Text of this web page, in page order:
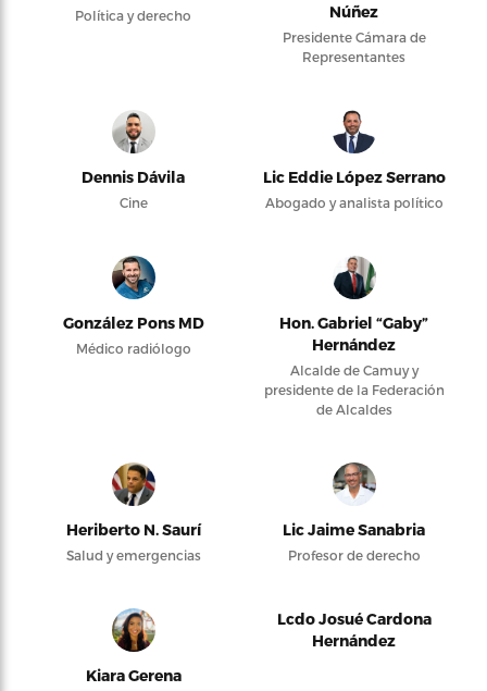
Política y derecho
Núñez
Presidente Cámara de
Representantes
Dennis Dávila
Cine
Lic Eddie López Serrano
Abogado y analista político
González Pons MD
Médico radiólogo
Hon. Gabriel “Gaby”
Hernández
Alcalde de Camuy y
presidente de la Federación
de Alcaldes
Heriberto N. Saurí
Salud y emergencias
Lic Jaime Sanabria
Profesor de derecho
Kiara Gerena
Lcdo Josué Cardona
Hernández